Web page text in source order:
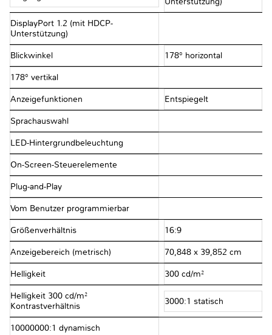
DisplayPort 1.2 (mit HDCP-
Unterstützung)
Blickwinkel 178° horizontal
178° vertikal
Anzeigefunktionen Entspiegelt
Sprachauswahl
LED-Hintergrundbeleuchtung
On-Screen-Steuerelemente
Plug-and-Play
Vom Benutzer programmierbar
Größenverhältnis 16:9
Anzeigebereich (metrisch) 70,848 x 39,852 cm
Helligkeit 300 cd/m²
Helligkeit 300 cd/m²
Kontrastverhältnis
3000:1 statisch
10000000:1 dynamisch